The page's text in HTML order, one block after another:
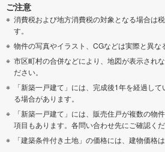
ご注意
消費税および地方消費税の対象となる場合は
す。
物件の写真やイラスト、CGなどは実際と異な
市区町村の合併などにより、地図が表示され
ださい。
「新築一戸建て」には、完成後1年を経過し
る場合があります。
「新築一戸建て」には、販売住戸が複数の物
項目もあります。各問い合わせ先にご確認くだ
「建築条件付き土地」の価格には、建物価格は